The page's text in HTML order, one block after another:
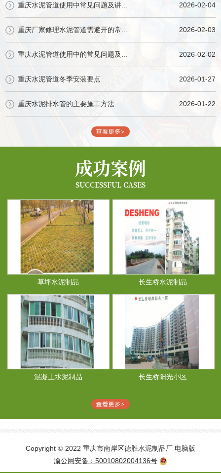
重庆水泥管道使用中常见问题及讲... 2026-02-04
重庆厂家修理水泥管道需避开的常... 2026-02-03
重庆水泥管道使用中的常见问题及... 2026-02-02
重庆水泥管道冬季安装要点 2026-01-27
重庆水泥排水管的主要施工方法 2026-01-22
成功案例
SUCCESSFUL CASES
草坪水泥制品 长生桥水泥制品
混凝土水泥制品 长生桥阳光小区
Copyright © 2022 重庆市南岸区德胜水泥制品厂 电脑版
渝公网安备：50010802004136号